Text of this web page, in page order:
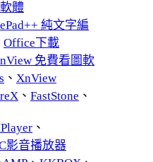
體
純文字編
Office下載
免費看圖軟
、 XnView
、 FastStone 、
、
影音播放器